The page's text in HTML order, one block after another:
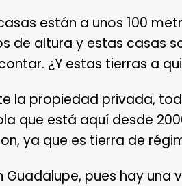
están a unos 100
de altura y estas casas
¿Y estas tierras a
la propiedad privada,
que está aquí desde
ya que es tierra de
Guadalupe, pues hay